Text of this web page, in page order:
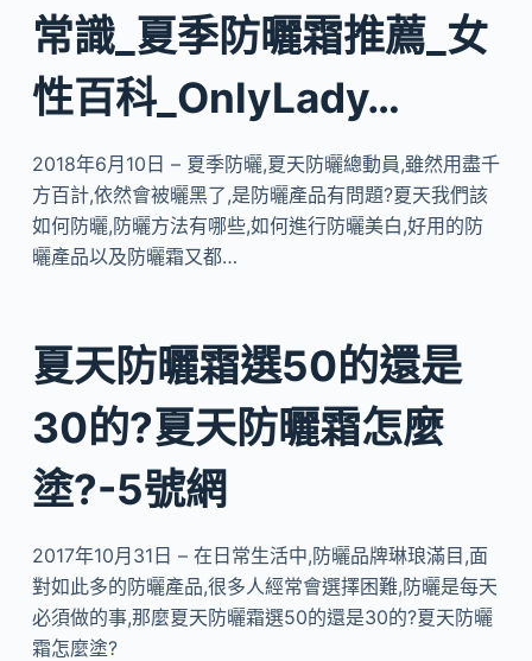
常識_夏季防曬霜推薦_女
性百科_OnlyLady…
2018年6月10日 – 夏季防曬,夏天防曬總動員,雖然用盡千
方百計,依然會被曬黑了,是防曬產品有問題?夏天我們該
如何防曬,防曬方法有哪些,如何進行防曬美白,好用的防
曬產品以及防曬霜又都…
夏天防曬霜選50的還是
30的?夏天防曬霜怎麼
塗?-5號網
2017年10月31日 – 在日常生活中,防曬品牌琳琅滿目,面
對如此多的防曬產品,很多人經常會選擇困難,防曬是每天
必須做的事,那麼夏天防曬霜選50的還是30的?夏天防曬
霜怎麼塗?